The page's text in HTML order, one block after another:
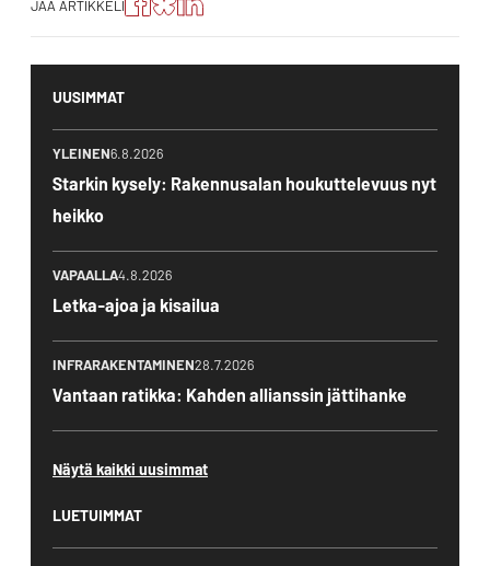
JAA ARTIKKELI
artikkeli
Facebookissa
artikkeli
Blueskyssa
Jaa
artikkeli
LinkedIn:ssä
UUSIMMAT
YLEINEN6.8.2026
Starkin kysely: Rakennusalan houkuttelevuus nyt
heikko
VAPAALLA4.8.2026
Letka-ajoa ja kisailua
INFRARAKENTAMINEN28.7.2026
Vantaan ratikka: Kahden allianssin jättihanke
Näytä kaikki uusimmat
LUETUIMMAT